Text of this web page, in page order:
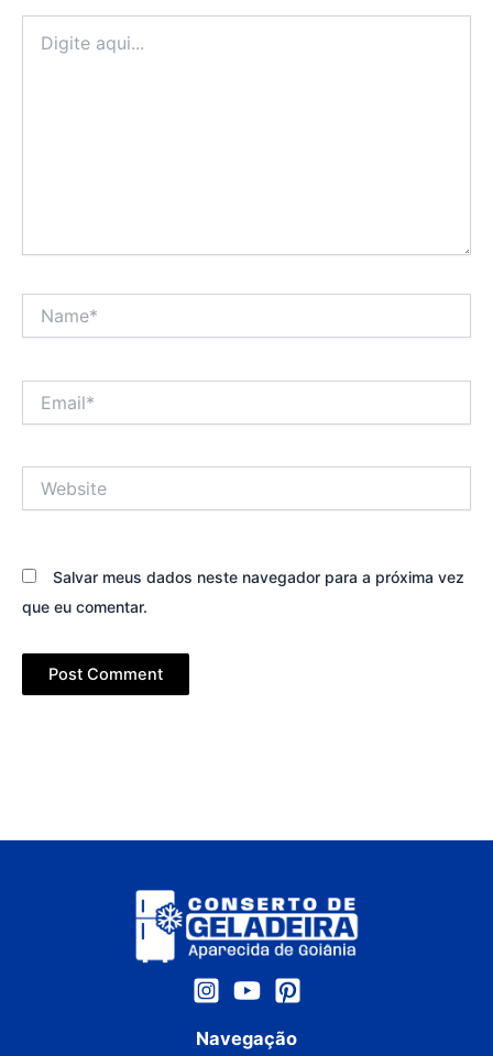
aqui...
Salvar meus dados neste navegador para a próxima vez
que eu comentar.
Navegação